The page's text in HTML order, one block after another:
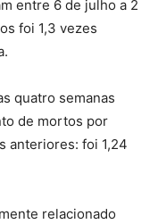
entre 6 de julho a 2
foi 1,3 vezes
quatro semanas
de mortos por
anteriores: foi 1,24
relacionado